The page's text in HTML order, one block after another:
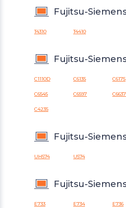
Fujitsu-
T4310 T4410
Fujitsu-
C1110D C6135 C6175
C6545 C6597 C6637
C4235
Fujitsu-
UH574 U574
Fujitsu-
E733 E734 E736